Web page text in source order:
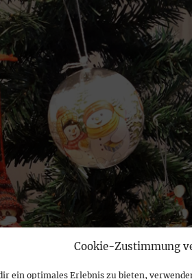
Cookie-Zustimmung
ein optimales Erlebnis zu bieten,